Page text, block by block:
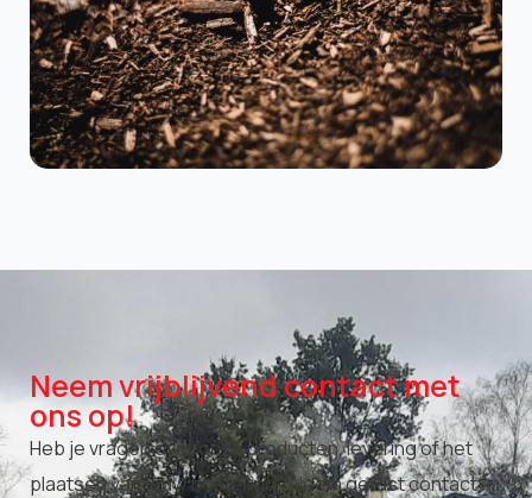
Neem vrijblijvend contact met
ons op!
Heb je vragen over onze producten, levering of het
plaatsen van jouw bestelling? Neem gerust contact